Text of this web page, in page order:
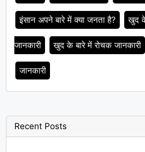
इंसान अपने बारे में क्या जनता है? खुद
जानकारी खुद के बारे में रोचक जानकारी
जानकारी
Recent Posts